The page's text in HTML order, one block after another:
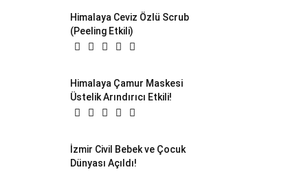
Himalaya Ceviz Özlü Scrub
(Peeling Etkili)
Himalaya Çamur Maskesi
Üstelik Arındırıcı Etkili!
İzmir Civil Bebek ve Çocuk
Dünyası Açıldı!